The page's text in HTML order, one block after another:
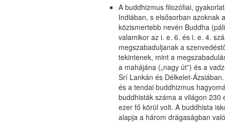
A buddhizmus filozófiai,
Indiában, s elsősorban azoknak
közismertebb nevén Buddha
valamikor az i. e. 6. és i. e. 4.
megszabaduljanak a
tekintenek, mint a
a mahájána („nagy út”) és a
Srí Lankán és Délkelet-
és a tendai buddhizmus
buddhisták száma a világon
ezer fő körül volt. A buddhista
alapja a három drágaságban